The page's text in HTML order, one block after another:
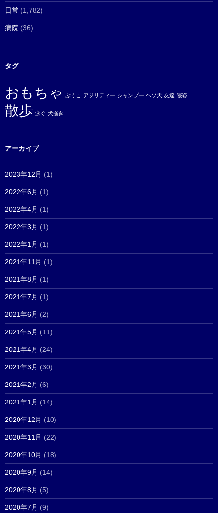
日常 (1,782)
病院 (36)
タグ
おもちゃ ぶうこ アジリティー シャンプー ヘソ天 友達 寝姿
散歩 泳ぐ 犬掻き
アーカイブ
2023年12月 (1)
2022年6月 (1)
2022年4月 (1)
2022年3月 (1)
2022年1月 (1)
2021年11月 (1)
2021年8月 (1)
2021年7月 (1)
2021年6月 (2)
2021年5月 (11)
2021年4月 (24)
2021年3月 (30)
2021年2月 (6)
2021年1月 (14)
2020年12月 (10)
2020年11月 (22)
2020年10月 (18)
2020年9月 (14)
2020年8月 (5)
2020年7月 (9)